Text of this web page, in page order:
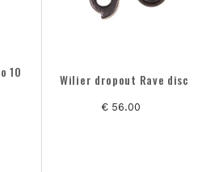
10
Wilier dropout Rave disc
€ 56.00